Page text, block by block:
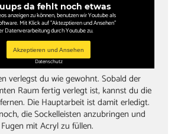
da fehlt noch etwas
anzeigen zu können, benutzen wir Youtube als
Mit Klick auf "Aktezptieren und Ansehen"
Datenverarbeitung durch Youtube zu.
Akzeptieren und Ansehen
Datenschutz
verlegst du wie gewohnt. Sobald der
Raum fertig verlegt ist, kannst du die
Die Hauptarbeit ist damit erledigt.
die Sockelleisten anzubringen und
mit Acryl zu füllen.